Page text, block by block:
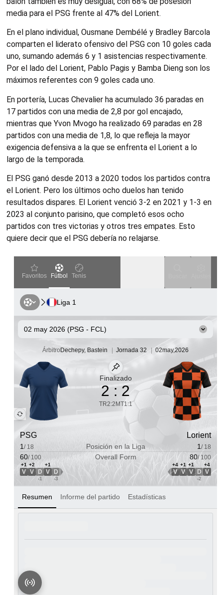
media para el PSG frente al 47% del Lorient.
En el plano individual, Ousmane Dembélé y Bradley Barcola
comparten el liderato ofensivo del PSG con 10 goles cada
uno, sumando además 6 y 1 asistencias respectivamente.
Por el lado del Lorient, Pablo Pagis y Bamba Dieng son los
máximos referentes con 9 goles cada uno.
En portería, Lucas Chevalier ha acumulado 36 paradas en
17 partidos con una media de 2,8 por gol encajado,
mientras que Yvon Mvogo ha realizado 69 paradas en 28
partidos con una media de 1,8, lo que refleja la mayor
exigencia defensiva a la que se enfrenta el Lorient a lo
largo de la temporada.
El PSG ganó desde 2013 a 2020 todos los partidos contra
el Lorient. Pero los últimos ocho duelos han tenido
resultados dispares. El Lorient venció 3-2 en 2021 y 1-3 en
2023 al conjunto parisino, que completó esos ocho
partidos con tres victorias y otros tres empates. Esto
quiere decir que el PSG debería no relajarse.